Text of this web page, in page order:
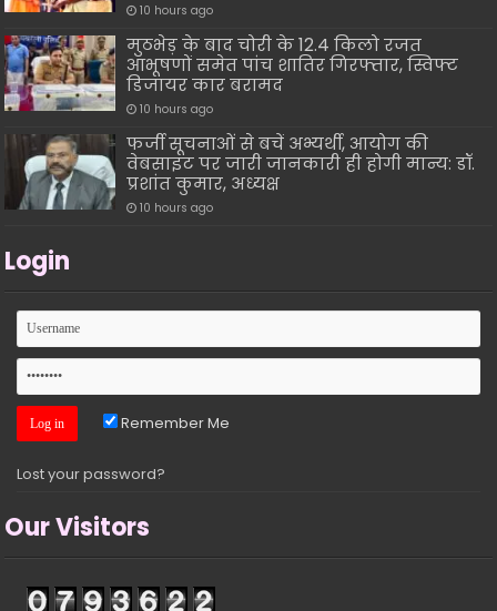
10 hours ago
मुठभेड़ के बाद चोरी के 12.4 किलो रजत
आभूषणों समेत पांच शातिर गिरफ्तार, स्विफ्ट
डिजायर कार बरामद
10 hours ago
फर्जी सूचनाओं से बचें अभ्यर्थी, आयोग की
वेबसाइट पर जारी जानकारी ही होगी मान्य: डॉ.
प्रशांत कुमार, अध्यक्ष
10 hours ago
Login
Remember Me
Lost your password?
Our Visitors